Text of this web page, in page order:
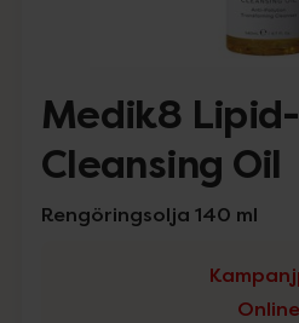
Medik8
Cleansing Oil
Rengöringsolja 140 ml
Online